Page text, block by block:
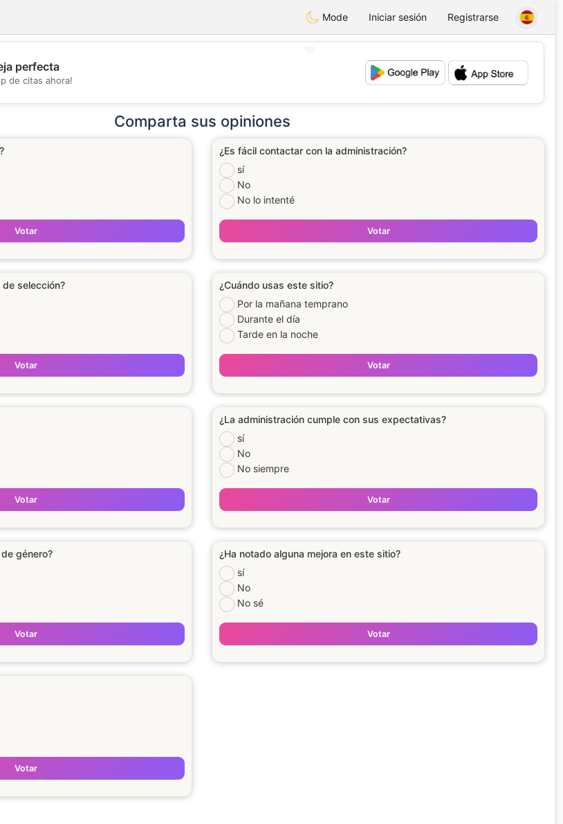
Mode Iniciar sesión Registrarse
💕
💕
perfecta
de citas ahora!
Comparta sus opiniones
Votar
¿Es fácil contactar con la administración?
sí
No
No lo intenté
Votar
selección?
Votar
¿Cuándo usas este sitio?
Por la mañana temprano
Durante el día
Tarde en la noche
Votar
Votar
¿La administración cumple con sus expectativas?
sí
No
No siempre
Votar
género?
Votar
¿Ha notado alguna mejora en este sitio?
sí
No
No sé
Votar
Votar